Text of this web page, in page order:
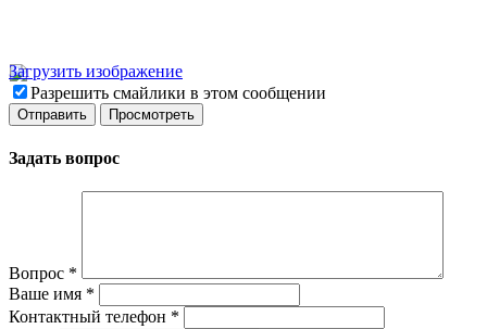
Загрузить изображение
Разрешить смайлики в этом сообщении
Задать вопрос
Вопрос *
Ваше имя *
Контактный телефон *